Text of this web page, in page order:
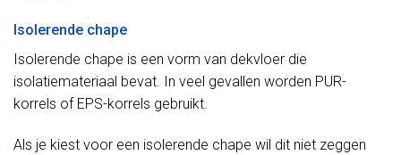
Isolerende chape
Isolerende chape is een vorm van dekvloer die
isolatiemateriaal bevat. In veel gevallen worden PUR-
korrels of EPS-korrels gebruikt.
Als je kiest voor een isolerende chape wil dit niet zeggen